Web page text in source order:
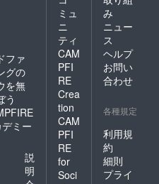
ファ
グの
を無
う
ミー
説
明
ミュ
ニ
ティ
CAM
PFI
RE
Crea
tion
CAM
PFI
RE
for
Soci
み
ニュー
ス
ヘルプ
お問い
合わせ
各種規定
利用規
約
細則
プライ